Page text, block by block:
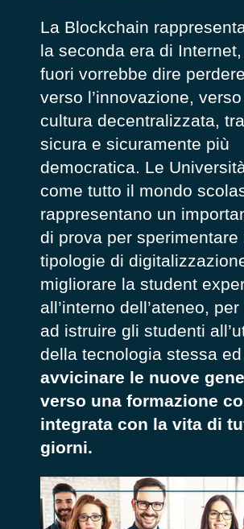
La Blockchain
la seconda era di
fuori vorrebbe dire
verso l’innovazione,
cultura decentralizzata,
sicura e sicuramente più
democratica. Le
come tutto il mondo
rappresentano un
di prova per sperimentare
tipologie di
migliorare la student
all’interno dell’ateneo,
ad istruire gli studenti
della tecnologia stessa
avvicinare le nuove
verso una formazione
integrata con la vita di
giorni.